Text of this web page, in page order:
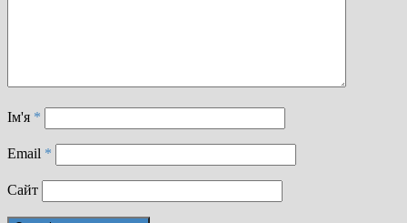
Ім'я *
Email *
Сайт